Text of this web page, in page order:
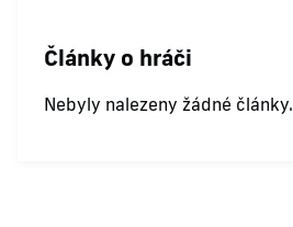
Články o hráči
Nebyly nalezeny žádné články.